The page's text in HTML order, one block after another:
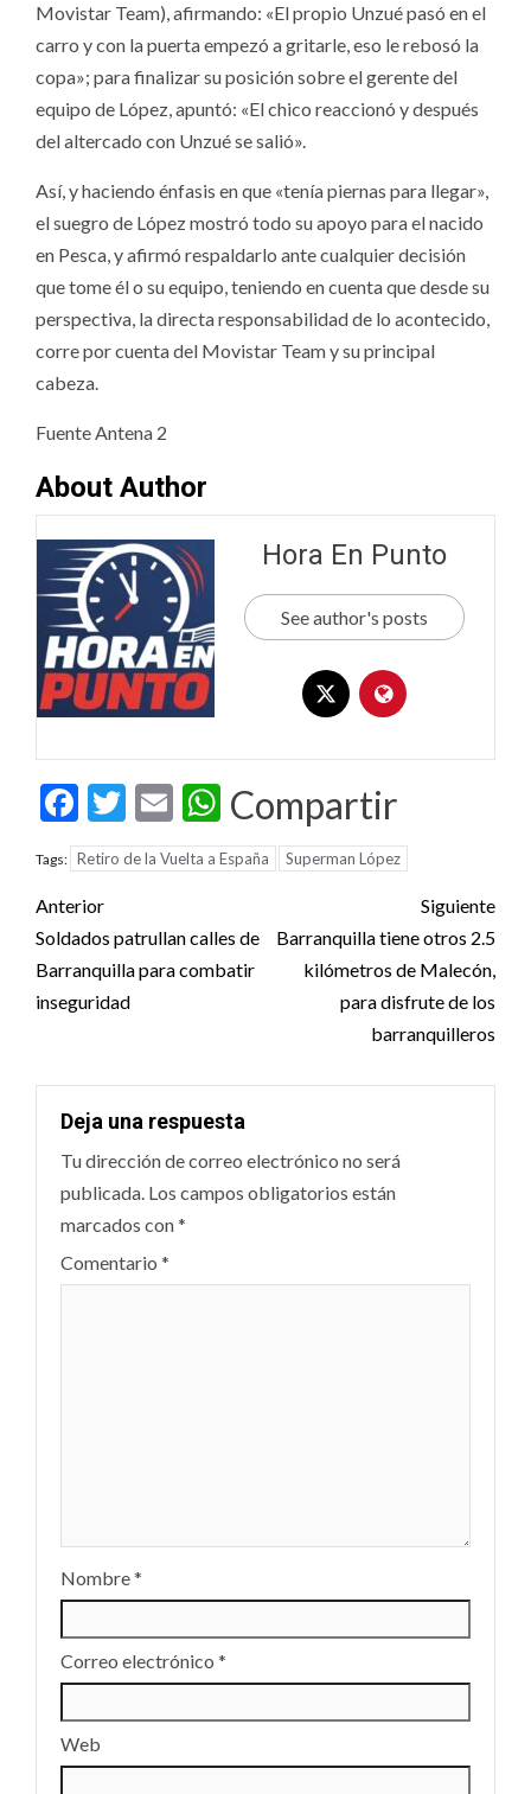
Movistar Team), afirmando: «El propio Unzué pasó en el
carro y con la puerta empezó a gritarle, eso le rebosó la
copa»; para finalizar su posición sobre el gerente del
equipo de López, apuntó: «El chico reaccionó y después
del altercado con Unzué se salió».
Así, y haciendo énfasis en que «tenía piernas para llegar»,
el suegro de López mostró todo su apoyo para el nacido
en Pesca, y afirmó respaldarlo ante cualquier decisión
que tome él o su equipo, teniendo en cuenta que desde su
perspectiva, la directa responsabilidad de lo acontecido,
corre por cuenta del Movistar Team y su principal
cabeza.
Fuente Antena 2
About Author
Hora En Punto
See author's posts
Facebook
Twitter
EmailWhatsApp
Compartir
Tags: Retiro de la Vuelta a España Superman López
Post
navigation
Anterior
Soldados patrullan calles de
Barranquilla para combatir
inseguridad
Siguiente
Barranquilla tiene otros 2.5
kilómetros de Malecón,
para disfrute de los
barranquilleros
Deja una respuesta
Tu dirección de correo electrónico no será
publicada. Los campos obligatorios están
marcados con*
Comentario *
Nombre*
Correo electrónico *
Web